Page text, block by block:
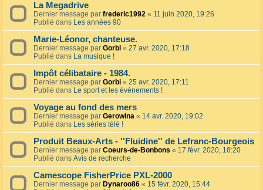
La Megadrive
Dernier message par frederic1992 « 11 juin 2020, 19:26
Publié dans Les années 90
Marie-Léonor, chanteuse.
Dernier message par Gorbi « 27 avr. 2020, 17:18
Publié dans La musique !
Impôt célibataire - 1984.
Dernier message par Gorbi « 25 avr. 2020, 17:11
Publié dans Le sport et les événements !
Voyage au fond des mers
Dernier message par Gerowina « 14 avr. 2020, 19:02
Publié dans Les séries télé !
Produit Beaux-Arts - ''Fluidine'' de Lefranc-Bourgeois
Dernier message par Coeurs-de-Bonbons « 17 févr. 2020, 18:20
Publié dans Avis de recherche
Camescope FisherPrice PXL-2000
Dernier message par Dynaroo86 « 15 févr. 2020, 15:44